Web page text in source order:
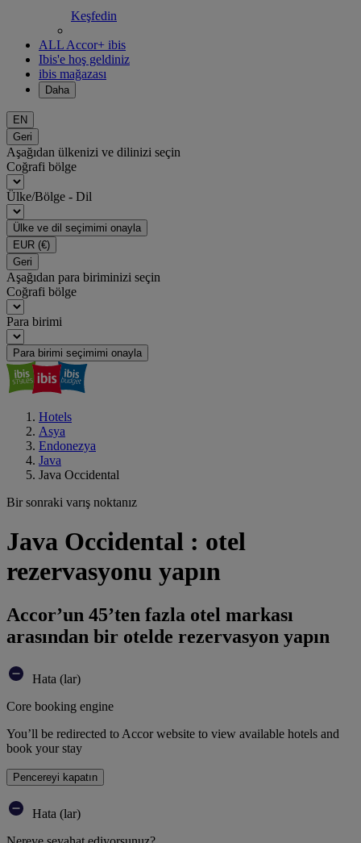
Keşfedin
ALL Accor+ ibis
Ibis'e hoş geldiniz
ibis mağazası
Daha
EN
Geri
Aşağıdan ülkenizi ve dilinizi seçin
Coğrafi bölge
Ülke/Bölge - Dil
Ülke ve dil seçimimi onayla
EUR (€)
Geri
Aşağıdan para biriminizi seçin
Coğrafi bölge
Para birimi
Para birimi seçimimi onayla
Hotels
Asya
Endonezya
Java
Java Occidental
Bir sonraki varış noktanız
Java Occidental : otel
rezervasyonu yapın
Accor’un 45’ten fazla otel markası
arasından bir otelde rezervasyon yapın
Hata (lar)
Core booking engine
You’ll be redirected to Accor website to view available hotels and
book your stay
Pencereyi kapatın
Hata (lar)